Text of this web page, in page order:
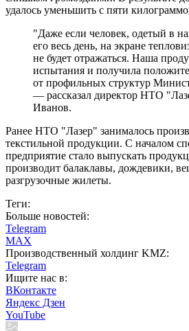
удалось уменьшить с пяти
"Даже если человек, одетый в
его весь день, на экране
не будет отражаться. Наша
испытания и получила
от профильных структур
— рассказал директор НТО
Иванов.
Ранее НТО "Лазер" занималось
текстильной продукции. С началом
предприятие стало выпускать
производит балаклавы, дождевики,
разгрузочные жилеты.
Теги:
Больше новостей:
Telegram
MAX
Производственный холдинг KMZ:
Telegram
Ищите нас в:
ВКонтакте
Яндекс Дзен
YouTube